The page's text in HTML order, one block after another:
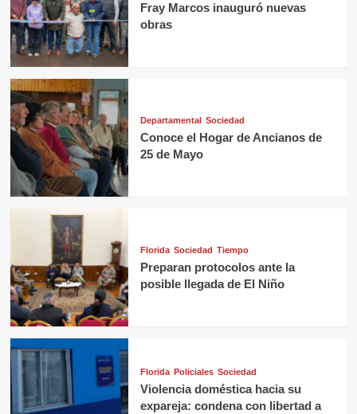
Fray Marcos inauguró nuevas
obras
Departamental Sociedad
Conoce el Hogar de Ancianos de
25 de Mayo
Florida Sociedad Tiempo
Preparan protocolos ante la
posible llegada de El Niño
Florida Policiales Sociedad
Violencia doméstica hacia su
expareja: condena con libertad a